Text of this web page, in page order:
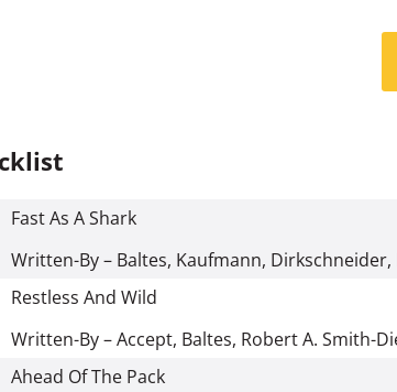
Fast As A Shark
Written-By – Baltes, Kaufmann,
Restless And Wild
Written-By – Accept, Baltes, Robert A. Smith-
Ahead Of The Pack